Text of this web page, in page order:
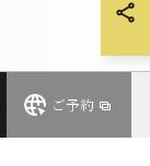
ご予約
eyelash/eyebrow